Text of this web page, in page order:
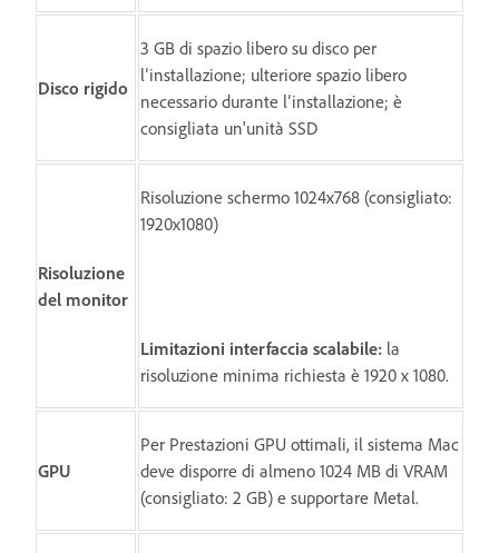
Disco rigido
3 GB di spazio libero su disco per
l’installazione; ulteriore spazio libero
necessario durante l’installazione; è
consigliata un'unità SSD
Risoluzione
del monitor
Risoluzione schermo 1024x768 (consigliato:
1920x1080)
Limitazioni interfaccia scalabile: la
risoluzione minima richiesta è 1920 x 1080.
GPU
Per Prestazioni GPU ottimali, il sistema Mac
deve disporre di almeno 1024 MB di VRAM
(consigliato: 2 GB) e supportare Metal.